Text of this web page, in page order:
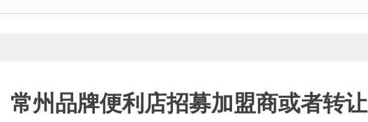
常州品牌便利店招募加盟商或者转让